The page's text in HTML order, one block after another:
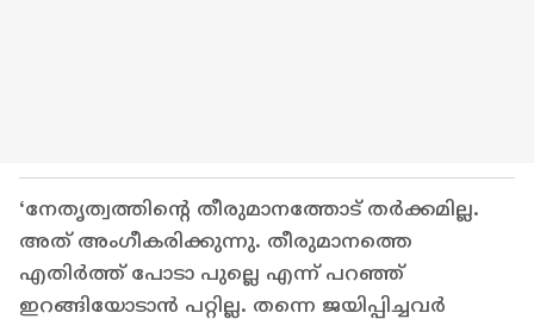
‘നേതൃത്വത്തിന്‍റെ തീരുമാനത്തോട് തര്‍ക്കമില്ല.
അത് അംഗീകരിക്കുന്നു. തീരുമാനത്തെ
എതിര്‍ത്ത് പോടാ പുല്ലെ എന്ന് പറഞ്ഞ്
ഇറങ്ങിയോടാൻ പറ്റില്ല. തന്നെ ജയിപ്പിച്ചവര്‍